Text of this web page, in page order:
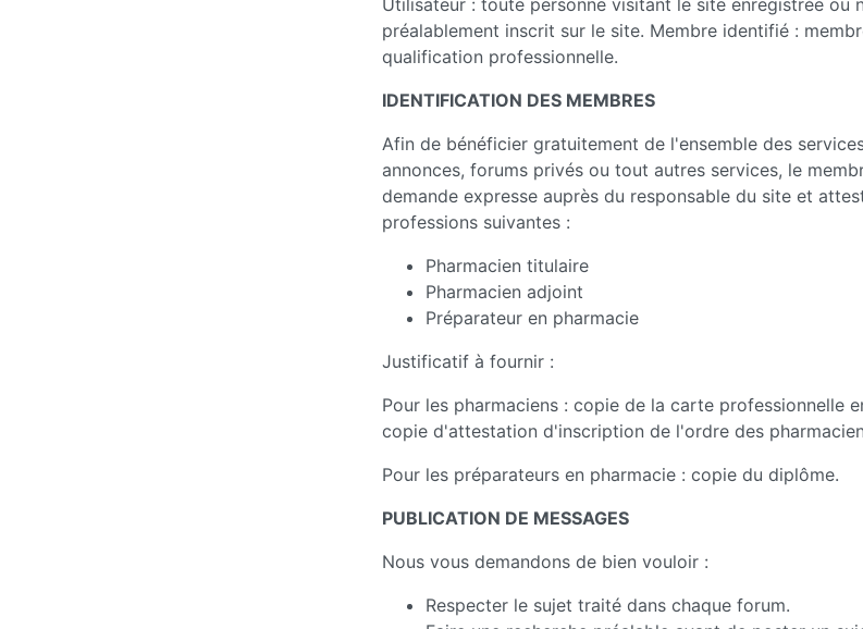
Utilisateur : toute personne visitant le site enregistrée ou
préalablement inscrit sur le site. Membre identifié :
qualification professionnelle.
IDENTIFICATION DES MEMBRES
Afin de bénéficier gratuitement de l'ensemble des
annonces, forums privés ou tout autres services, le
demande expresse auprès du responsable du site et
professions suivantes :
Pharmacien titulaire
Pharmacien adjoint
Préparateur en pharmacie
Justificatif à fournir :
Pour les pharmaciens : copie de la carte professionnelle
copie d'attestation d'inscription de l'ordre des
Pour les préparateurs en pharmacie : copie du diplôme.
PUBLICATION DE MESSAGES
Nous vous demandons de bien vouloir :
Respecter le sujet traité dans chaque forum.